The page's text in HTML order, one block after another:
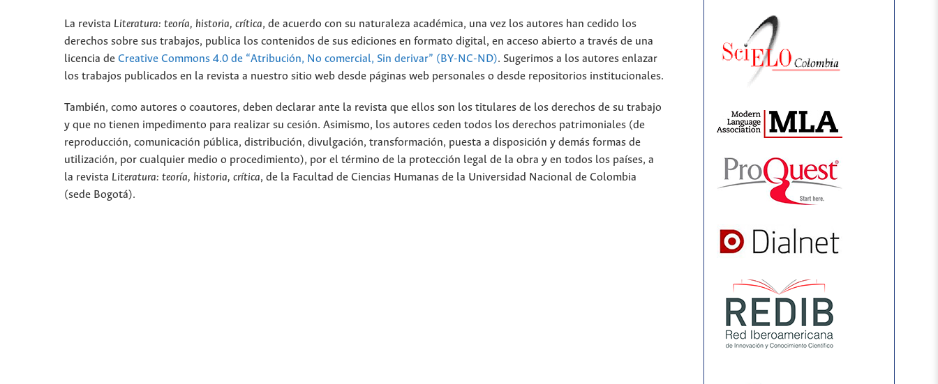
La revista Literatura: teoría, historia, crítica, de acuerdo con su naturaleza académica, una vez los autores han cedido los
derechos sobre sus trabajos, publica los contenidos de sus ediciones en formato digital, en acceso abierto a través de una
licencia de Creative Commons 4.0 de “Atribución, No comercial, Sin derivar” (BY-NC-ND). Sugerimos a los autores enlazar
los trabajos publicados en la revista a nuestro sitio web desde páginas web personales o desde repositorios institucionales.
También, como autores o coautores, deben declarar ante la revista que ellos son los titulares de los derechos de su trabajo
y que no tienen impedimento para realizar su cesión. Asimismo, los autores ceden todos los derechos patrimoniales (de
reproducción, comunicación pública, distribución, divulgación, transformación, puesta a disposición y demás formas de
utilización, por cualquier medio o procedimiento), por el término de la protección legal de la obra y en todos los países, a
la revista Literatura: teoría, historia, crítica, de la Facultad de Ciencias Humanas de la Universidad Nacional de Colombia
(sede Bogotá).